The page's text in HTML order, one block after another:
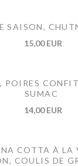
SAISON,
15,00 EUR
POIRES
SUMAC
14,00 EUR
COTTA À LA
COULIS DE